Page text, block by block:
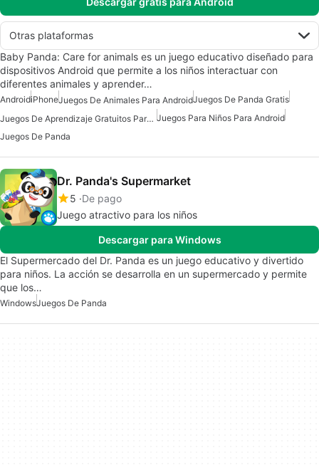
Otras plataformas
Baby Panda: Care for animals es un juego educativo diseñado para
dispositivos Android que permite a los niños interactuar con
diferentes animales y aprender…
AndroidiPhoneJuegos De Animales Para AndroidJuegos De Panda Gratis
Juegos De Aprendizaje Gratuitos Para Android Juegos Para Niños Para Android
Juegos De Panda
Dr. Panda's Supermarket
5 De pago
Juego atractivo para los niños
Descargar para Windows
El Supermercado del Dr. Panda es un juego educativo y divertido
para niños. La acción se desarrolla en un supermercado y permite
que los…
WindowsJuegos De Panda